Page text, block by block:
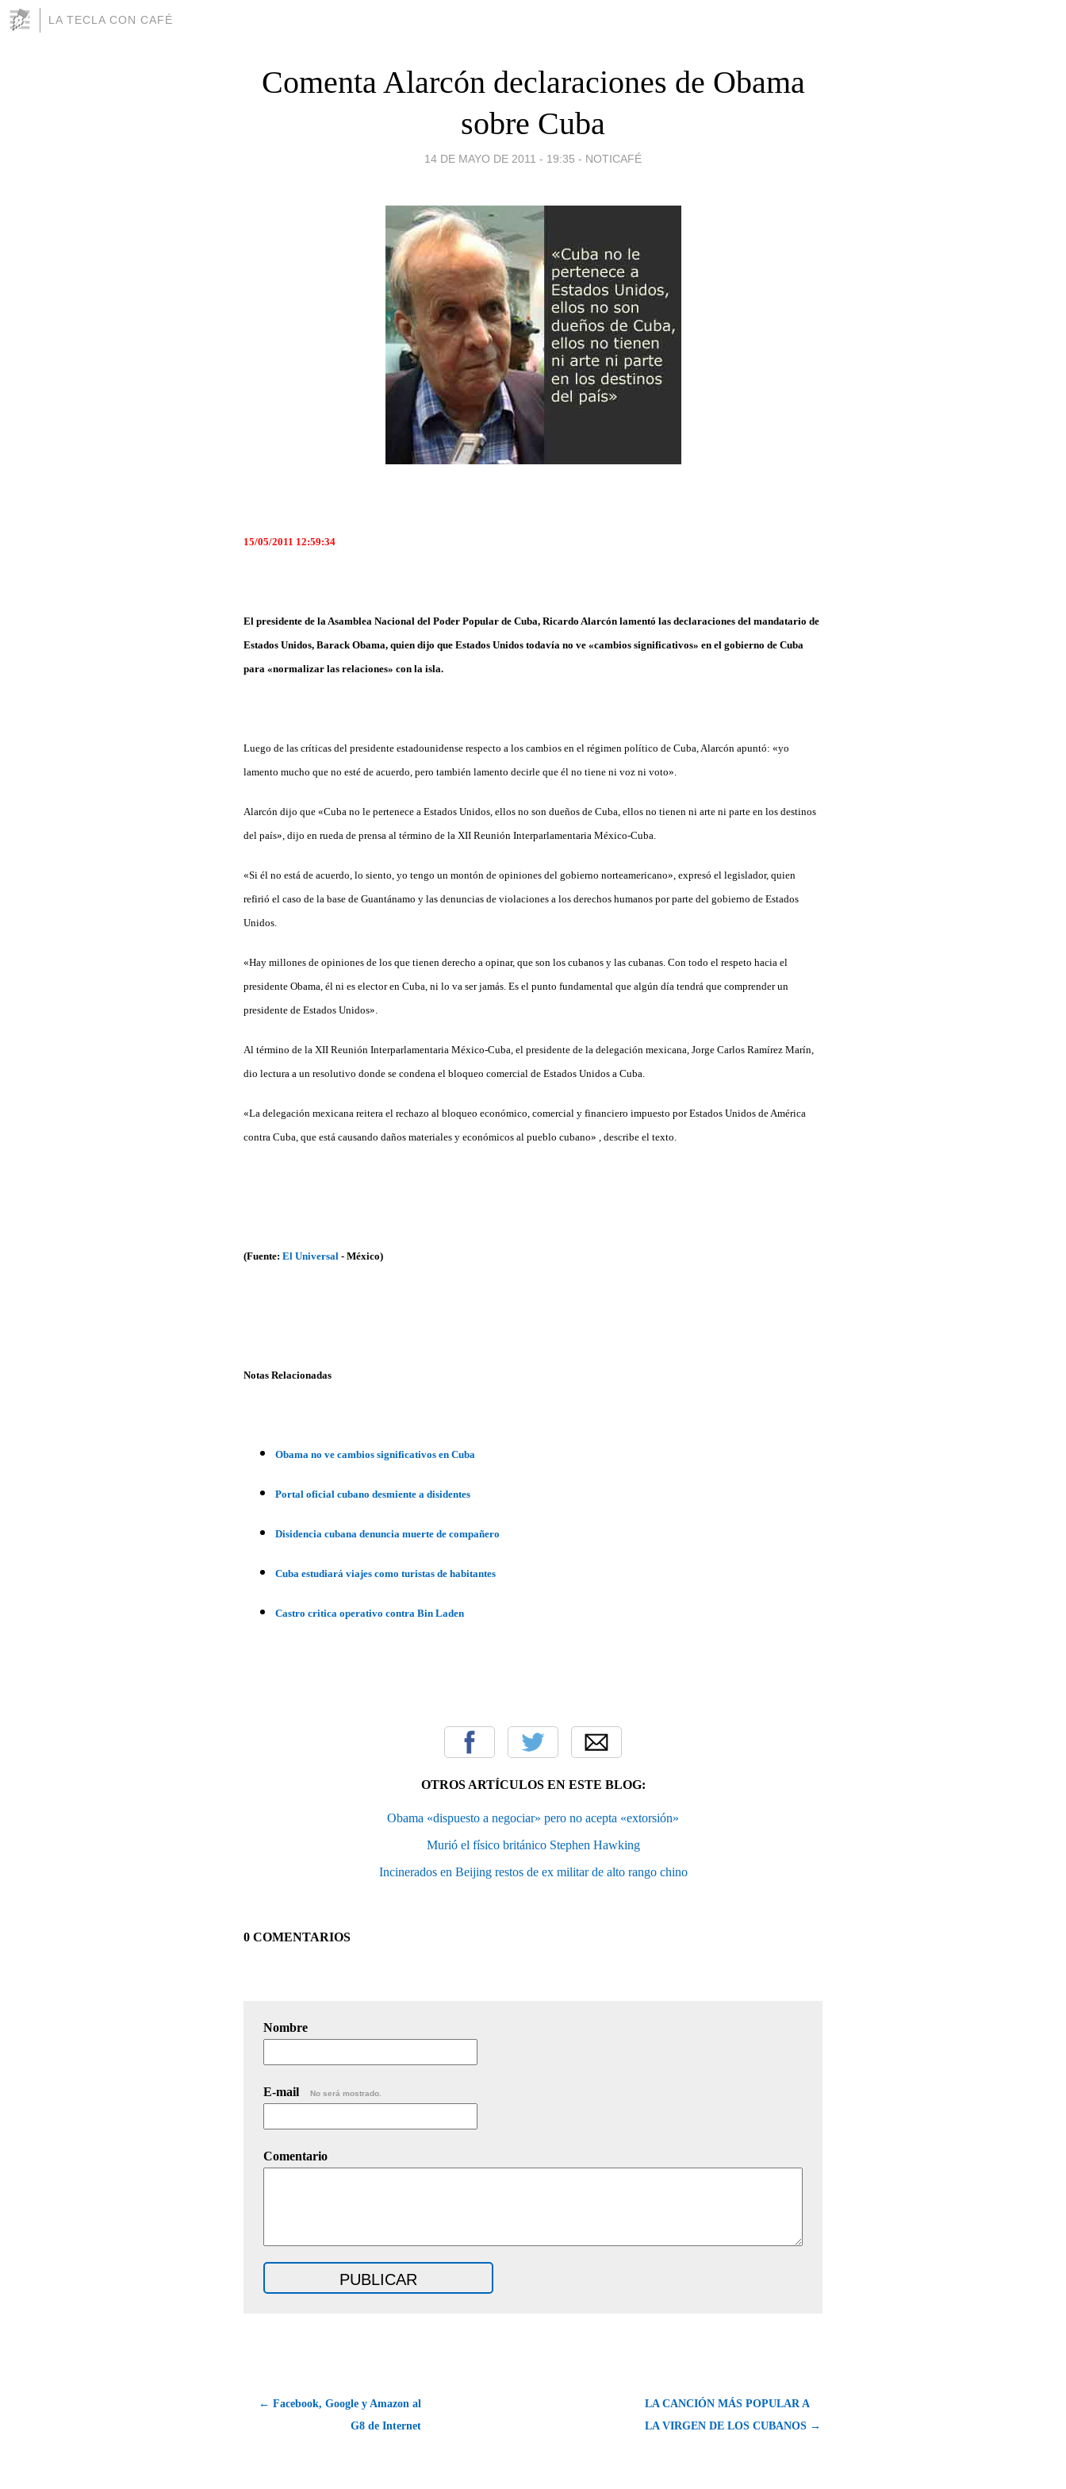
LA TECLA CON CAFÉ
Comenta Alarcón declaraciones de Obama
sobre Cuba
14 DE MAYO DE 2011 - 19:35 - NOTICAFÉ
15/05/2011 12:59:34
El presidente de la Asamblea Nacional del Poder Popular de Cuba, Ricardo Alarcón lamentó las declaraciones del mandatario de
Estados Unidos, Barack Obama, quien dijo que Estados Unidos todavía no ve «cambios significativos» en el gobierno de Cuba
para «normalizar las relaciones» con la isla.
Luego de las críticas del presidente estadounidense respecto a los cambios en el régimen político de Cuba, Alarcón apuntó: «yo
lamento mucho que no esté de acuerdo, pero también lamento decirle que él no tiene ni voz ni voto».
Alarcón dijo que «Cuba no le pertenece a Estados Unidos, ellos no son dueños de Cuba, ellos no tienen ni arte ni parte en los destinos
del país», dijo en rueda de prensa al término de la XII Reunión Interparlamentaria México-Cuba.
«Si él no está de acuerdo, lo siento, yo tengo un montón de opiniones del gobierno norteamericano», expresó el legislador, quien
refirió el caso de la base de Guantánamo y las denuncias de violaciones a los derechos humanos por parte del gobierno de Estados
Unidos.
«Hay millones de opiniones de los que tienen derecho a opinar, que son los cubanos y las cubanas. Con todo el respeto hacia el
presidente Obama, él ni es elector en Cuba, ni lo va ser jamás. Es el punto fundamental que algún día tendrá que comprender un
presidente de Estados Unidos».
Al término de la XII Reunión Interparlamentaria México-Cuba, el presidente de la delegación mexicana, Jorge Carlos Ramírez Marín,
dio lectura a un resolutivo donde se condena el bloqueo comercial de Estados Unidos a Cuba.
«La delegación mexicana reitera el rechazo al bloqueo económico, comercial y financiero impuesto por Estados Unidos de América
contra Cuba, que está causando daños materiales y económicos al pueblo cubano» , describe el texto.
(Fuente: El Universal - México)
Notas Relacionadas
Obama no ve cambios significativos en Cuba
Portal oficial cubano desmiente a disidentes
Disidencia cubana denuncia muerte de compañero
Cuba estudiará viajes como turistas de habitantes
Castro critica operativo contra Bin Laden
OTROS ARTÍCULOS EN ESTE BLOG:
Obama «dispuesto a negociar» pero no acepta «extorsión»
Murió el físico británico Stephen Hawking
Incinerados en Beijing restos de ex militar de alto rango chino
0 COMENTARIOS
Nombre
E-mail No será mostrado.
Comentario
← Facebook, Google y Amazon al
G8 de Internet
LA CANCIÓN MÁS POPULAR A
LA VIRGEN DE LOS CUBANOS →